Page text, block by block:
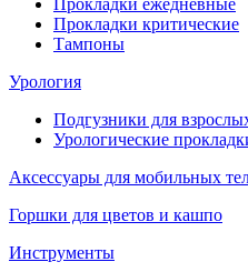
Прокладки ежедневные
Прокладки критические
Тампоны
Урология
Подгузники для
Урологические
Аксессуары для мобильных
Горшки для цветов и кашпо
Инструменты